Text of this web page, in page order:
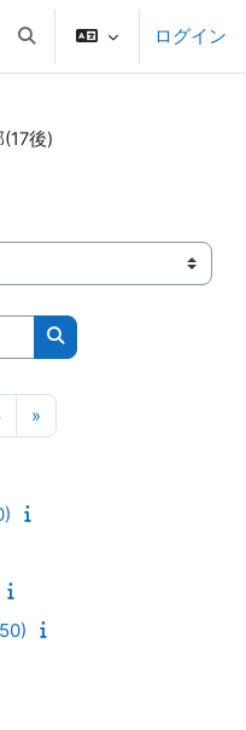
検索入力に切り替えるログイン
後)
コースを検索する
2
ページ 3
»